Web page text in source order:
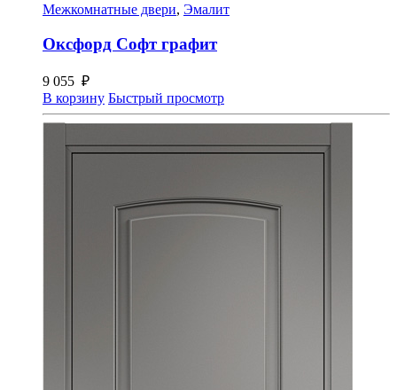
Межкомнатные двери, Эмалит
Оксфорд Софт графит
9 055 ₽
В корзину Быстрый просмотр